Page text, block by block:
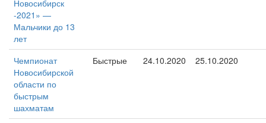
Новосибирск
-2021» —
Мальчики до 13
лет
Чемпионат
Новосибирской
области по
быстрым
шахматам
Быстрые 24.10.2020 25.10.2020